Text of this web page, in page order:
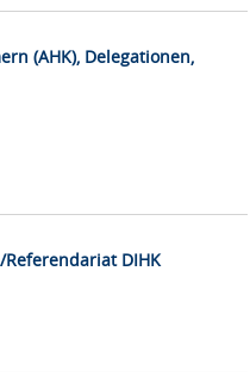
(AHK), Delegationen,
DIHK